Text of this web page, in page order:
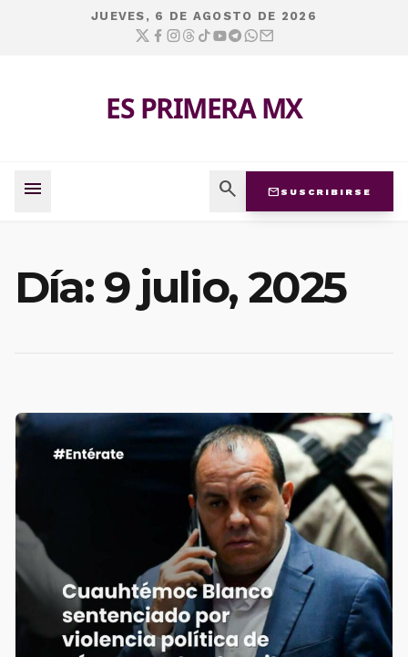
JUEVES, 6 DE AGOSTO DE 2026
ES PRIMERA MX
menu search mail SUSCRIBIRSE
Día: 9 julio, 2025